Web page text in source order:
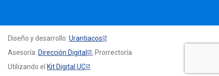
Diseño y desarrollo: Urantiacos
Asesoría: Dirección Digital
, Prorrectoría
Utilizando el Kit Digital UC